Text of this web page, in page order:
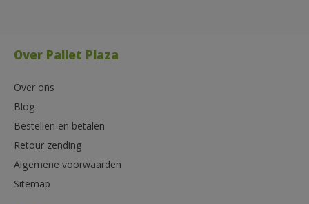
Over Pallet Plaza
Over ons
Blog
Bestellen en betalen
Retour zending
Algemene voorwaarden
Sitemap